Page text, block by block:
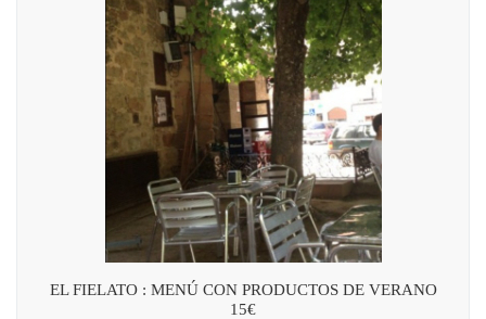
EL FIELATO : MENÚ CON PRODUCTOS DE VERANO
15€